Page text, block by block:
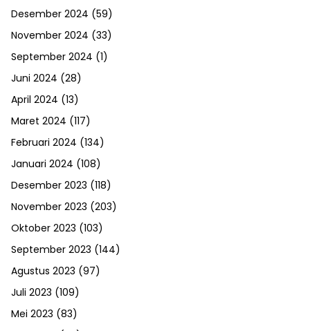
Desember 2024 (59)
November 2024 (33)
September 2024 (1)
Juni 2024 (28)
April 2024 (13)
Maret 2024 (117)
Februari 2024 (134)
Januari 2024 (108)
Desember 2023 (118)
November 2023 (203)
Oktober 2023 (103)
September 2023 (144)
Agustus 2023 (97)
Juli 2023 (109)
Mei 2023 (83)